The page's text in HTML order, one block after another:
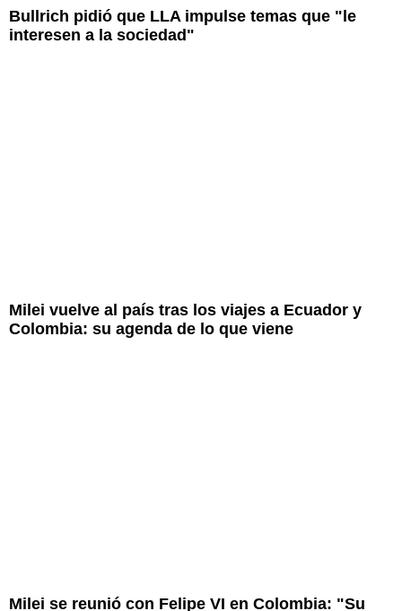
Bullrich pidió que LLA impulse temas que "le
interesen a la sociedad"
Milei vuelve al país tras los viajes a Ecuador y
Colombia: su agenda de lo que viene
Milei se reunió con Felipe VI en Colombia: "Su